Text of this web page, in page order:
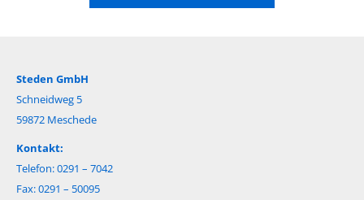
Steden GmbH
Schneidweg 5
59872 Meschede
Kontakt:
Telefon: 0291 – 7042
Fax: 0291 – 50095